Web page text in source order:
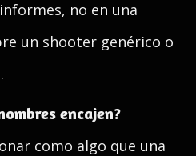
no en una
un shooter genérico o
encajen?
como algo que una